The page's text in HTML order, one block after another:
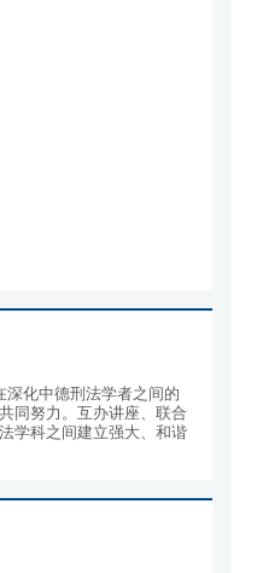
深化中德刑法学者之间的
同努力。互办讲座、联合
学科之间建立强大、和谐